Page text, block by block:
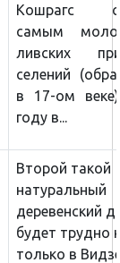
Кошрагс
самым
ливских
селений
в 17-ом
году в...
Второй такой
натуральный
деревенский
будет трудно
только в